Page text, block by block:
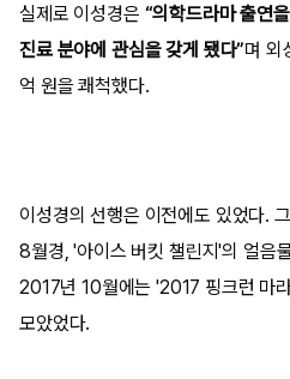
실제로 이성경은 “의학드라마 출연
진료 분야에 관심을 갖게 됐다”며 외
억 원을 쾌척했다.
이성경의 선행은 이전에도 있었다.
8월경, '아이스 버킷 챌린지'의 얼음
2017년 10월에는 '2017 핑크런 마
모았었다.